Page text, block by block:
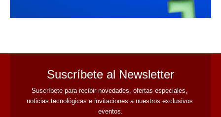
Suscríbete al Newsletter
Suscríbete para recibir novedades, ofertas especiales,
noticias tecnológicas e invitaciones a nuestros exclusivos
eventos.